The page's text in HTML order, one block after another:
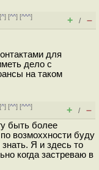
^] [^^] [^^^]
+ / –
для
дело с
на таком
^] [^^] [^^^]
+ / –
быть более
возмоххности буду
знать. Я и здесь то
когда застреваю в